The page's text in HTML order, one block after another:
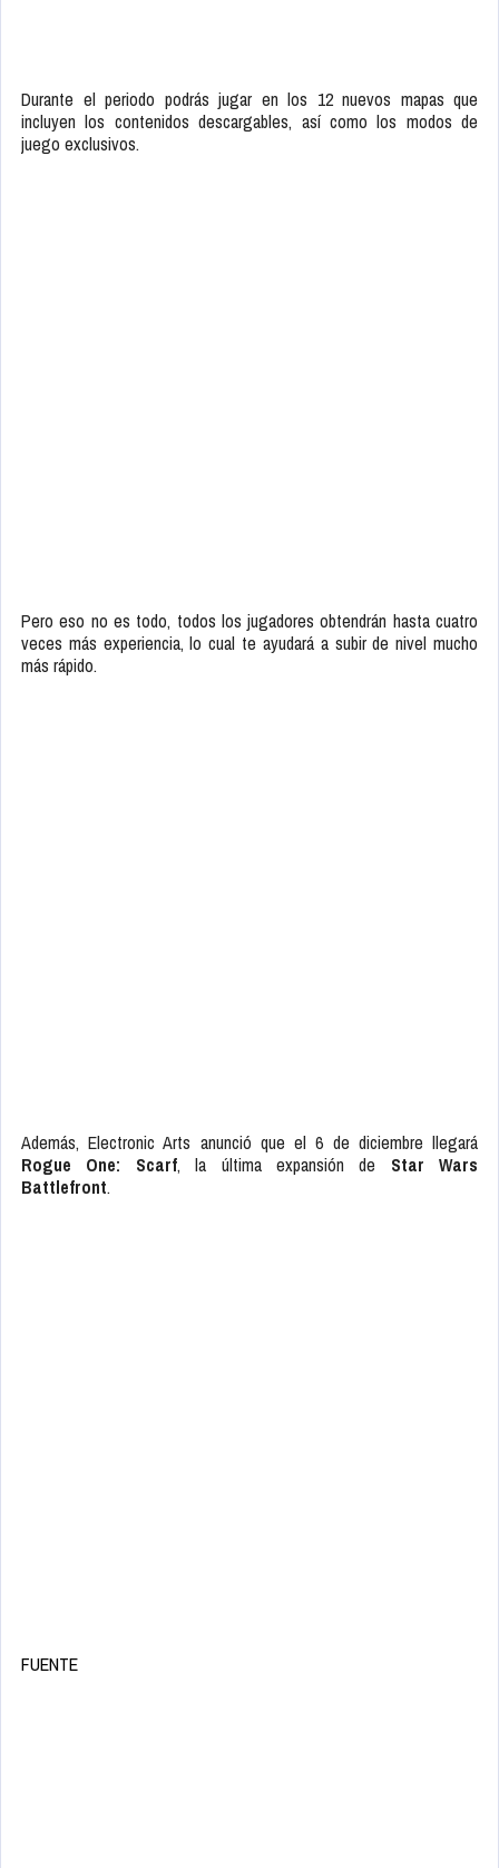
Durante el periodo podrás jugar en los 12 nuevos mapas que
incluyen los contenidos descargables, así como los modos de
juego exclusivos.
Pero eso no es todo, todos los jugadores obtendrán hasta cuatro
veces más experiencia, lo cual te ayudará a subir de nivel mucho
más rápido.
Además, Electronic Arts anunció que el 6 de diciembre llegará
Rogue One: Scarf, la última expansión de Star Wars
Battlefront.
FUENTE